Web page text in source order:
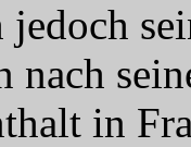
nach
in